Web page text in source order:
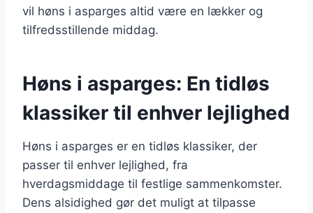
vil høns i asparges altid være en lækker og
tilfredsstillende middag.
Høns i asparges: En tidløs
klassiker til enhver lejlighed
Høns i asparges er en tidløs klassiker, der
passer til enhver lejlighed, fra
hverdagsmiddage til festlige sammenkomster.
Dens alsidighed gør det muligt at tilpasse